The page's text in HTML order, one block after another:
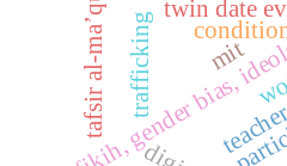
trafficking
twin date
mit
tafsir al-ma’qul